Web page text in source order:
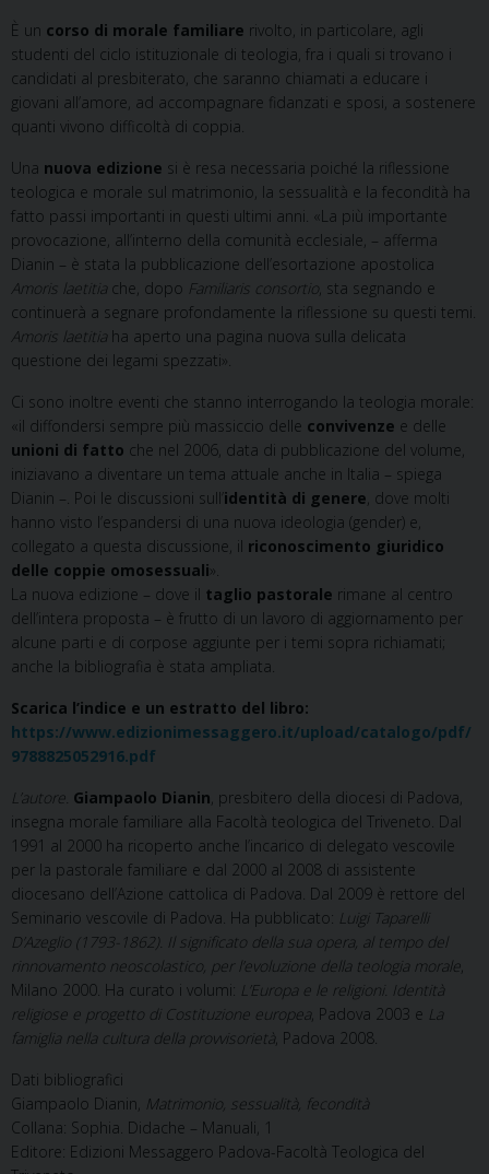
È un corso di morale familiare rivolto, in particolare, agli
studenti del ciclo istituzionale di teologia, fra i quali si trovano i
candidati al presbiterato, che saranno chiamati a educare i
giovani all’amore, ad accompagnare fidanzati e sposi, a sostenere
quanti vivono difficoltà di coppia.
Una nuova edizione si è resa necessaria poiché la riflessione
teologica e morale sul matrimonio, la sessualità e la fecondità ha
fatto passi importanti in questi ultimi anni. «La più importante
provocazione, all’interno della comunità ecclesiale, – afferma
Dianin – è stata la pubblicazione dell’esortazione apostolica
Amoris laetitia che, dopo Familiaris consortio, sta segnando e
continuerà a segnare profondamente la riflessione su questi temi.
Amoris laetitia ha aperto una pagina nuova sulla delicata
questione dei legami spezzati».
Ci sono inoltre eventi che stanno interrogando la teologia morale:
«il diffondersi sempre più massiccio delle convivenze e delle
unioni di fatto che nel 2006, data di pubblicazione del volume,
iniziavano a diventare un tema attuale anche in Italia – spiega
Dianin –. Poi le discussioni sull’identità di genere, dove molti
hanno visto l’espandersi di una nuova ideologia (gender) e,
collegato a questa discussione, il riconoscimento giuridico
delle coppie omosessuali».
La nuova edizione – dove il taglio pastorale rimane al centro
dell’intera proposta – è frutto di un lavoro di aggiornamento per
alcune parti e di corpose aggiunte per i temi sopra richiamati;
anche la bibliografia è stata ampliata.
Scarica l’indice e un estratto del libro:
https://www.edizionimessaggero.it/upload/catalogo/pdf/
9788825052916.pdf
L’autore. Giampaolo Dianin, presbitero della diocesi di Padova,
insegna morale familiare alla Facoltà teologica del Triveneto. Dal
1991 al 2000 ha ricoperto anche l’incarico di delegato vescovile
per la pastorale familiare e dal 2000 al 2008 di assistente
diocesano dell’Azione cattolica di Padova. Dal 2009 è rettore del
Seminario vescovile di Padova. Ha pubblicato: Luigi Taparelli
D’Azeglio (1793-1862). Il significato della sua opera, al tempo del
rinnovamento neoscolastico, per l’evoluzione della teologia morale,
Milano 2000. Ha curato i volumi: L’Europa e le religioni. Identità
religiose e progetto di Costituzione europea, Padova 2003 e La
famiglia nella cultura della provvisorietà, Padova 2008.
Dati bibliografici
Giampaolo Dianin, Matrimonio, sessualità, fecondità
Collana: Sophia. Didache – Manuali, 1
Editore: Edizioni Messaggero Padova-Facoltà Teologica del